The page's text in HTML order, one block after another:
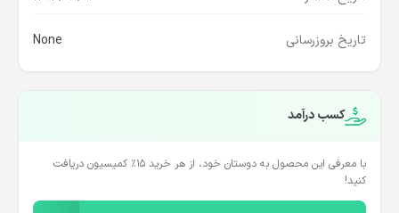
تاریخ بروزرسانی None
کسب درآمد
با معرفی این محصول به دوستان خود، از هر خرید ۱۵٪ کمیسیون دریافت
کنید!